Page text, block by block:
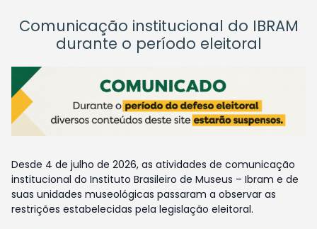
Comunicação institucional do IBRAM
durante o período eleitoral
Desde 4 de julho de 2026, as atividades de comunicação
institucional do Instituto Brasileiro de Museus – Ibram e de
suas unidades museológicas passaram a observar as
restrições estabelecidas pela legislação eleitoral.